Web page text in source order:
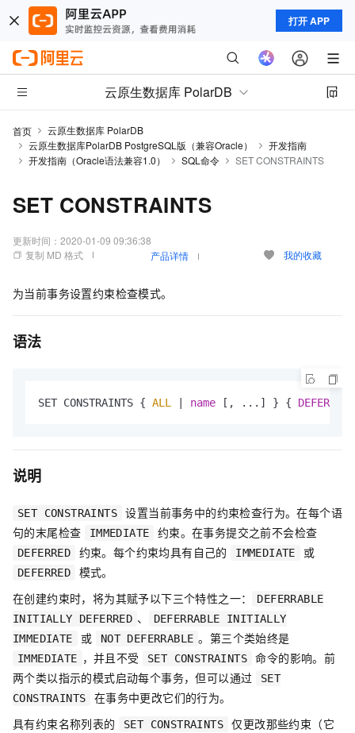
打开 APP
云原生数据库 PolarDB
首页
云原生数据库 PolarDB
云原生数据库PolarDB PostgreSQL版（兼容Oracle）
开发指南
开发指南（Oracle语法兼容1.0）
SQL命令 SET CONSTRAINTS
SET CONSTRAINTS
更新时间： 2020-01-09 09:36:38
复制 MD 格式
产品详情 我的收藏
为当前事务设置约束检查模式。
语法
SET CONSTRAINTS { ALL name [, ...] } { DEFERRED
说明
SET CONSTRAINTS
设置当前事务中的约束检查行为。在每个语
句的末尾检查
IMMEDIATE 约束。在事务提交之前不会检查
DEFERRED 约束。每个约束均具有自己的 IMMEDIATE 或
DEFERRED
模式。
在创建约束时，将为其赋予以下三个特性之一：
DEFERRABLE
INITIALLY DEFERRED 、
DEFERRABLE INITIALLY
IMMEDIATE
或 NOT DEFERRABLE 。第三个类始终是
IMMEDIATE ，并且不受 SET CONSTRAINTS
命令的影响。前
两个类以指示的模式启动每个事务，但可以通过
SET
CONSTRAINTS
在事务中更改它们的行为。
具有约束名称列表的
SET CONSTRAINTS
仅更改那些约束（它